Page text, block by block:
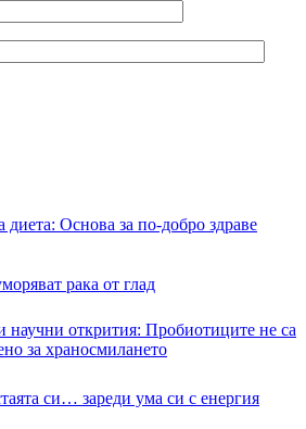
диета: Основа за по-добро здраве
рака от глад
научни открития: Пробиотиците не са
за храносмилането
си… зареди ума си с енергия